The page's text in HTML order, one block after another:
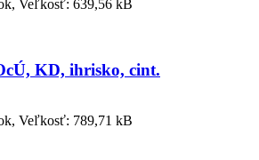
Veľkosť: 639,56 kB
KD, ihrisko, cint.
Veľkosť: 789,71 kB